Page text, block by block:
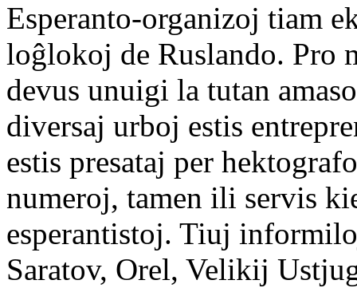
Esperanto-organizoj tiam
loĝlokoj de Ruslando. Pro
devus unuigi la tutan
diversaj urboj estis
estis presataj per
numeroj, tamen ili servis
esperantistoj. Tiuj
Saratov, Orel, Velikij